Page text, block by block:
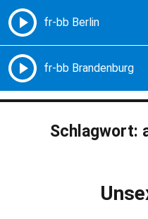
Freie Radios –
Schlagwort: